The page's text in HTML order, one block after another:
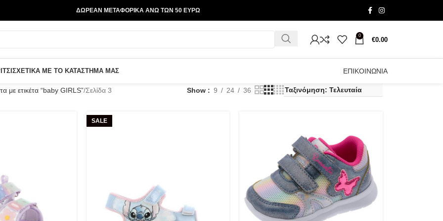
ΔΩΡΕΑΝ ΜΕΤΑΦΟΡΙΚΑ ΑΝΩ ΤΩΝ 50 ΕΥΡΩ
0
€0.00
ΣΧΕΤΙΚΑ ΜΕ ΤΟ ΚΑΤΑΣΤΗΜΑ ΜΑΣ ΕΠΙΚΟΙΝΩΝΙΑ
με ετικέτα “baby GIRLS” Σελίδα 3 Show 9 24 36
SALE